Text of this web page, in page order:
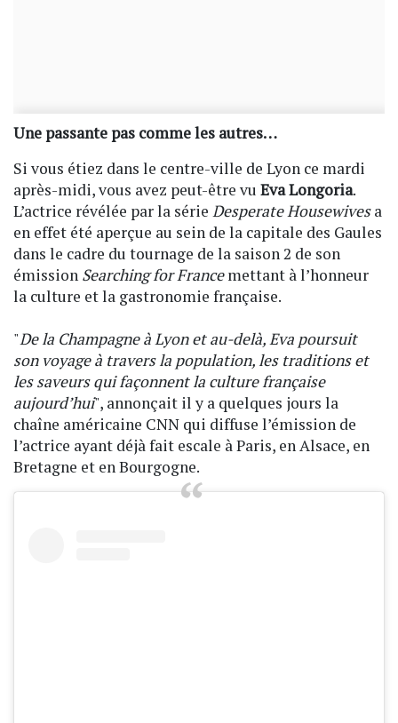
Une passante pas comme les autres…
Si vous étiez dans le centre-ville de Lyon ce mardi
après-midi, vous avez peut-être vu Eva Longoria.
L’actrice révélée par la série Desperate Housewivesa
en effet été aperçue au sein de la capitale des Gaules
dans le cadre du tournage de la saison 2 de son
émission Searching for Francemettant à l’honneur
la culture et la gastronomie française.
"De la Champagne à Lyon et au-delà, Eva poursuit
son voyage à travers la population, les traditions et
les saveurs qui façonnent la culture française
aujourd’hui", annonçait il y a quelques jours la
chaîne américaine CNN qui diffuse l’émission de
l’actrice ayant déjà fait escale à Paris, en Alsace, en
Bretagne et en Bourgogne.